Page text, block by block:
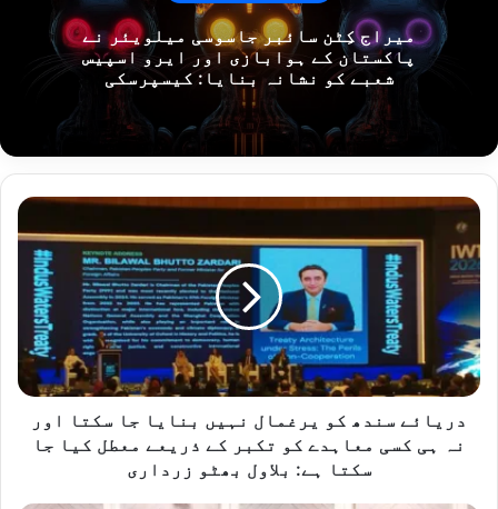
میراج کِٹن سائبر جاسوسی میلویئر نے
پاکستان کے ہوابازی اور ایرو اسپیس
شعبے کو نشانہ بنایا: کیسپرسکی
دریائے
سندھ
کو
یرغمال
نہیں
بنایا
جا
سکتا
اور
دریائے سندھ کو یرغمال نہیں بنایا جا سکتا اور
نہ ہی کسی معاہدے کو تکبر کے ذریعے معطل کیا جا
سکتا ہے: بلاول بھٹو زرداری